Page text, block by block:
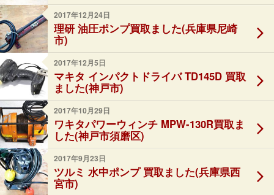
2017年12月24日
理研 油圧ポンプ買取ました(兵庫県尼崎
市)
2017年12月5日
マキタ インパクトドライバ TD145D 買取
ました(神戸市)
2017年10月29日
ワキタパワーウィンチ MPW-130R買取ま
した(神戸市須磨区)
2017年9月23日
ツルミ 水中ポンプ 買取ました(兵庫県西
宮市)